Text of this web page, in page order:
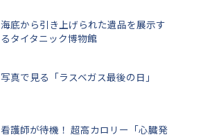
海底から引き上げられた遺品を展示す
るタイタニック博物館
写真で見る「ラスベガス最後の日」
看護師が待機！ 超高カロリー「心臓発